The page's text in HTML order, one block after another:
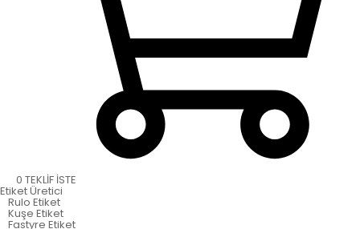
0 TEKLİF İSTE
EtiketÜretici
Rulo Etiket
Kuşe Etiket
Fastyre Etiket